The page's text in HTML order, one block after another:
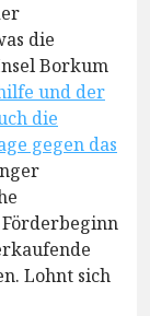
die
Borkum
und der
die
gegen das
Lohnt sich